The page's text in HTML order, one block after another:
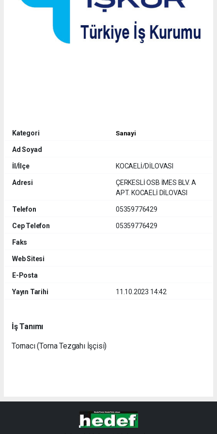
Kategori Sanayi
Ad Soyad
İl/İlçe KOCAELİ/DİLOVASI
Adresi
ÇERKESLİ OSB İMES BLV. A
APT. KOCAELİ DİLOVASI
Telefon 05359776429
Cep Telefon 05359776429
Faks
Web Sitesi
E-Posta
Yayın Tarihi 11.10.2023 14:42
İş Tanımı
Tornacı (Torna Tezgahı İşçisi)